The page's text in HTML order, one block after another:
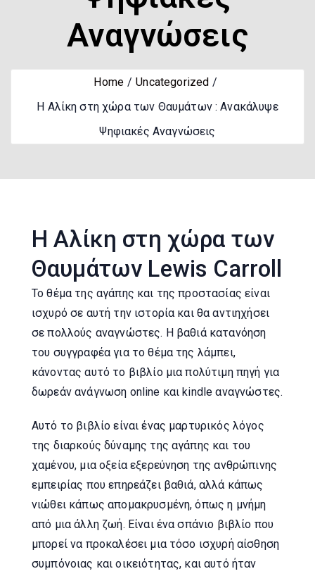
Αναγνώσεις
Home
Uncategorized
Η Αλίκη στη χώρα των Θαυμάτων : Ανακάλυψε
Ψηφιακές Αναγνώσεις
Η Αλίκη στη χώρα των
Θαυμάτων Lewis Carroll
Το θέμα της αγάπης και της προστασίας είναι
ισχυρό σε αυτή την ιστορία και θα αντιηχήσει
σε πολλούς αναγνώστες. Η βαθιά κατανόηση
του συγγραφέα για το θέμα της λάμπει,
κάνοντας αυτό το βιβλίο μια πολύτιμη πηγή για
δωρεάν ανάγνωση online και kindle αναγνώστες.
Αυτό το βιβλίο είναι ένας μαρτυρικός λόγος
της διαρκούς δύναμης της αγάπης και του
χαμένου, μια οξεία εξερεύνηση της ανθρώπινης
εμπειρίας που επηρεάζει βαθιά, αλλά κάπως
νιώθει κάπως απομακρυσμένη, όπως η μνήμη
από μια άλλη ζωή. Είναι ένα σπάνιο βιβλίο που
μπορεί να προκαλέσει μια τόσο ισχυρή αίσθηση
συμπόνοιας και οικειότητας, και αυτό ήταν